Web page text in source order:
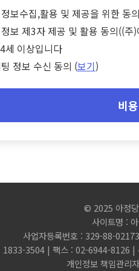
보수집,활용 및 제공을 위한 동
보 제3자 제공 및 활용 동의((주
세 이상입니다
정보 수신 동의 (보기)
비
© 2025 아정
사이트명 :
사업자등록번호 : 329-88-
1833-3504 | 팩스 : 02-6944-8126 |
개인정보 책임관리